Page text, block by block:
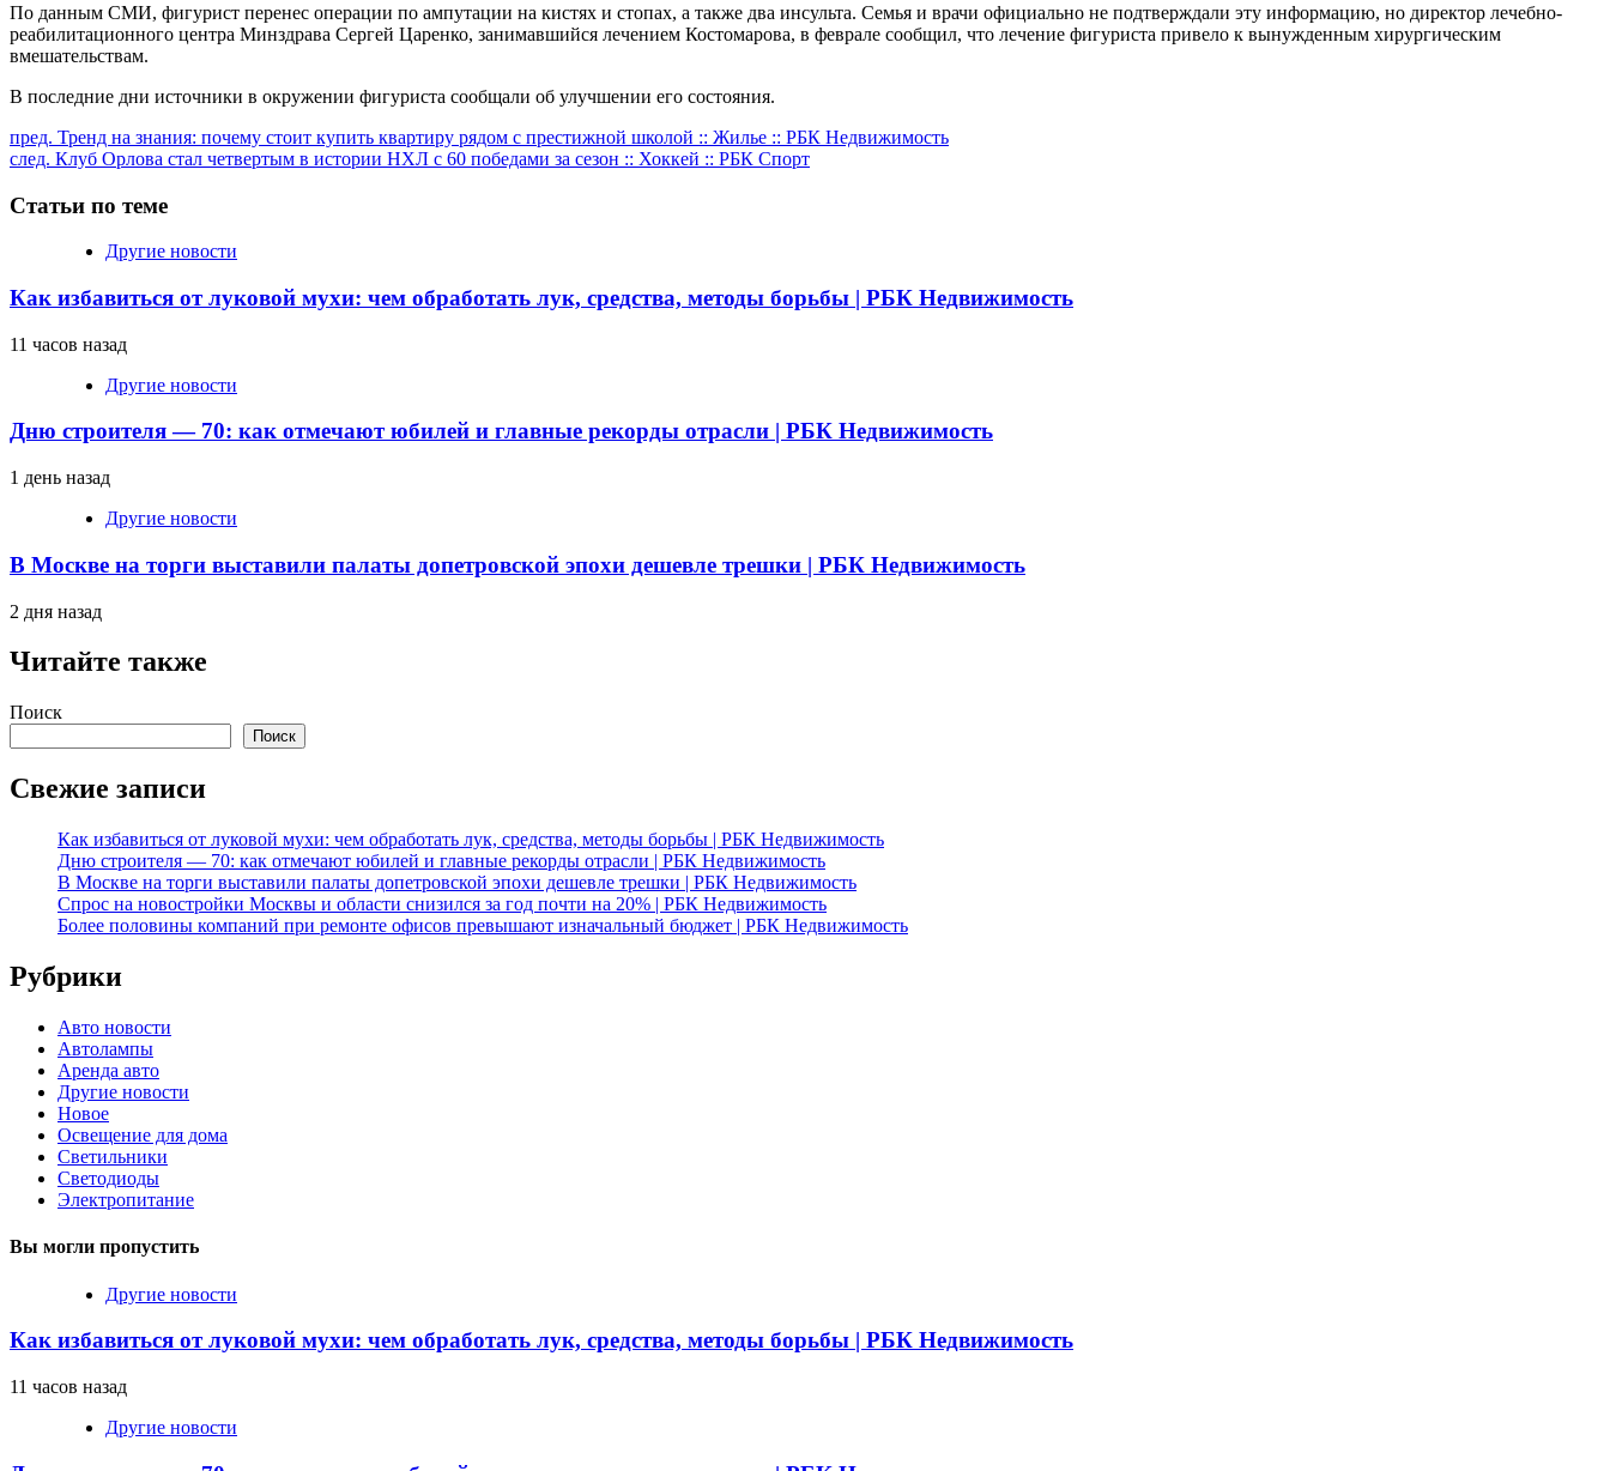
По данным СМИ, фигурист перенес операции по ампутации на кистях и стопах, а также два инсульта. Семья и врачи официально не подтверждали эту информацию, но директор лечебно-
реабилитационного центра Минздрава Сергей Царенко, занимавшийся лечением Костомарова, в феврале сообщил, что лечение фигуриста привело к вынужденным хирургическим
вмешательствам.
В последние дни источники в окружении фигуриста сообщали об улучшении его состояния.
Продолжить
чтение
пред. Тренд на знания: почему стоит купить квартиру рядом с престижной школой :: Жилье :: РБК Недвижимость
след. Клуб Орлова стал четвертым в истории НХЛ с 60 победами за сезон :: Хоккей :: РБК Спорт
Статьи по теме
Другие новости
Как избавиться от луковой мухи: чем обработать лук, средства, методы борьбы | РБК Недвижимость
11 часов назад
Другие новости
Дню строителя — 70: как отмечают юбилей и главные рекорды отрасли | РБК Недвижимость
1 день назад
Другие новости
В Москве на торги выставили палаты допетровской эпохи дешевле трешки | РБК Недвижимость
2 дня назад
Читайте также
Поиск
Поиск
Свежие записи
Как избавиться от луковой мухи: чем обработать лук, средства, методы борьбы | РБК Недвижимость
Дню строителя — 70: как отмечают юбилей и главные рекорды отрасли | РБК Недвижимость
В Москве на торги выставили палаты допетровской эпохи дешевле трешки | РБК Недвижимость
Спрос на новостройки Москвы и области снизился за год почти на 20% | РБК Недвижимость
Более половины компаний при ремонте офисов превышают изначальный бюджет | РБК Недвижимость
Рубрики
Авто новости
Автолампы
Аренда авто
Другие новости
Новое
Освещение для дома
Светильники
Светодиоды
Электропитание
Вы могли пропустить
Другие новости
Как избавиться от луковой мухи: чем обработать лук, средства, методы борьбы | РБК Недвижимость
11 часов назад
Другие новости